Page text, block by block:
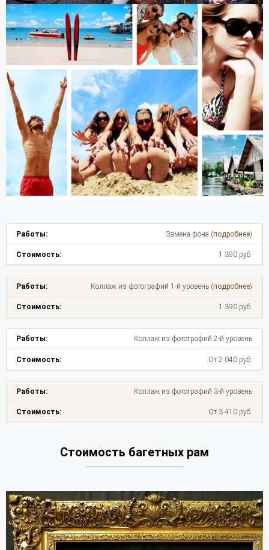
Замена фона (подробнее)
1 390 руб.
Коллаж из фотографий 1-й уровень (подробнее)
1 390 руб.
Коллаж из фотографий 2-й уровень
От 2 040 руб.
Коллаж из фотографий 3-й уровень
От 3 410 руб.
Стоимость багетных рам